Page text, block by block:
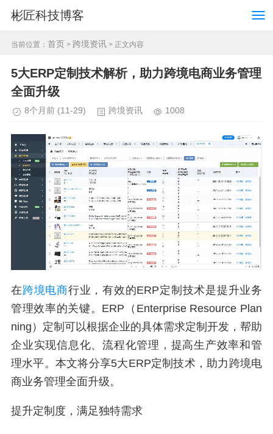
彬匠科技博客
当前位置： 首页 > 跨境资讯 > 正文内容
5大ERP定制技术解析，助力跨境电商业务管理
全面升级
8个月前 (11-29) 跨境资讯 1008
在跨境电商行业，有效的ERP定制技术是提升业务
管理效率的关键。ERP（Enterprise Resource Plan
ning）定制可以根据企业的具体需求定制开发，帮助
企业实现信息化、流程化管理，提高生产效率和管
理水平。本文将分享5大ERP定制技术，助力跨境电
商业务管理全面升级。
提升定制度，满足独特需求